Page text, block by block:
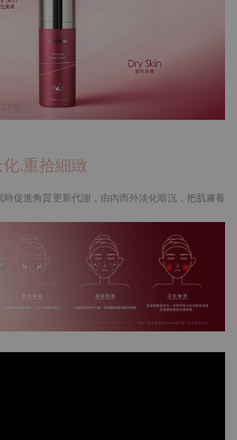
.重拾細緻
促進角質更新代謝，由內而外淡化暗沉，把肌膚養